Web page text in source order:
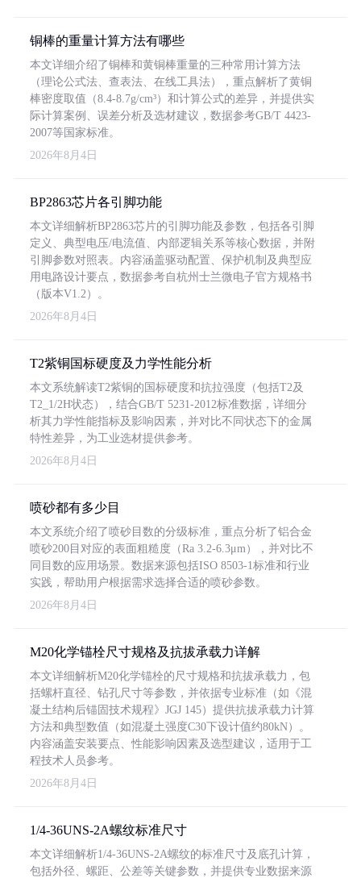
铜棒的重量计算方法有哪些
本文详细介绍了铜棒和黄铜棒重量的三种常用计算方法
（理论公式法、查表法、在线工具法），重点解析了黄铜
棒密度取值（8.4-8.7g/cm³）和计算公式的差异，并提供实
际计算案例、误差分析及选材建议，数据参考GB/T 4423-
2007等国家标准。
2026年8月4日
BP2863芯片各引脚功能
本文详细解析BP2863芯片的引脚功能及参数，包括各引脚
定义、典型电压/电流值、内部逻辑关系等核心数据，并附
引脚参数对照表。内容涵盖驱动配置、保护机制及典型应
用电路设计要点，数据参考自杭州士兰微电子官方规格书
（版本V1.2）。
2026年8月4日
T2紫铜国标硬度及力学性能分析
本文系统解读T2紫铜的国标硬度和抗拉强度（包括T2及
T2_1/2H状态），结合GB/T 5231-2012标准数据，详细分
析其力学性能指标及影响因素，并对比不同状态下的金属
特性差异，为工业选材提供参考。
2026年8月4日
喷砂都有多少目
本文系统介绍了喷砂目数的分级标准，重点分析了铝合金
喷砂200目对应的表面粗糙度（Ra 3.2-6.3μm），并对比不
同目数的应用场景。数据来源包括ISO 8503-1标准和行业
实践，帮助用户根据需求选择合适的喷砂参数。
2026年8月4日
M20化学锚栓尺寸规格及抗拔承载力详解
本文详细解析M20化学锚栓的尺寸规格和抗拔承载力，包
括螺杆直径、钻孔尺寸等参数，并依据专业标准（如《混
凝土结构后锚固技术规程》JGJ 145）提供抗拔承载力计算
方法和典型数值（如混凝土强度C30下设计值约80kN）。
内容涵盖安装要点、性能影响因素及选型建议，适用于工
程技术人员参考。
2026年8月4日
1/4-36UNS-2A螺纹标准尺寸
本文详细解析1/4-36UNS-2A螺纹的标准尺寸及底孔计算，
包括外径、螺距、公差等关键参数，并提供专业数据来源